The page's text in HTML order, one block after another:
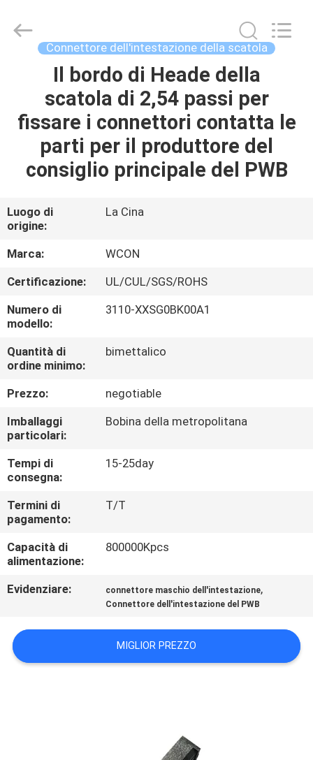
PRODOTTI
CIRCA
GIRO
DELLA
FABBRICA
CONTROLLO
DI
QUALITÀ
CONTATTICI
RICHIEDA
UNA
CITAZIONE
MAPPA
SITO
PRIVACY
POLICY
GUANGDONG)
Connettore dell'intestazione della scatola
Il bordo di Heade della
scatola di 2,54 passi per
fissare i connettori contatta le
parti per il produttore del
consiglio principale del PWB
Luogo di
origine:
La Cina
Marca:
WCON
Certificazione:
UL/CUL/SGS/ROHS
Numero di
modello:
3110-XXSG0BK00A1
Quantità di
ordine minimo:
bimettalico
Prezzo:
negotiable
Imballaggi
particolari:
Bobina della metropolitana
Tempi di
consegna:
15-25day
Termini di
pagamento:
T/T
Capacità di
alimentazione:
800000Kpcs
Evidenziare: connettore maschio dell'intestazione,
Connettore dell'intestazione del PWB
MIGLIOR PREZZO